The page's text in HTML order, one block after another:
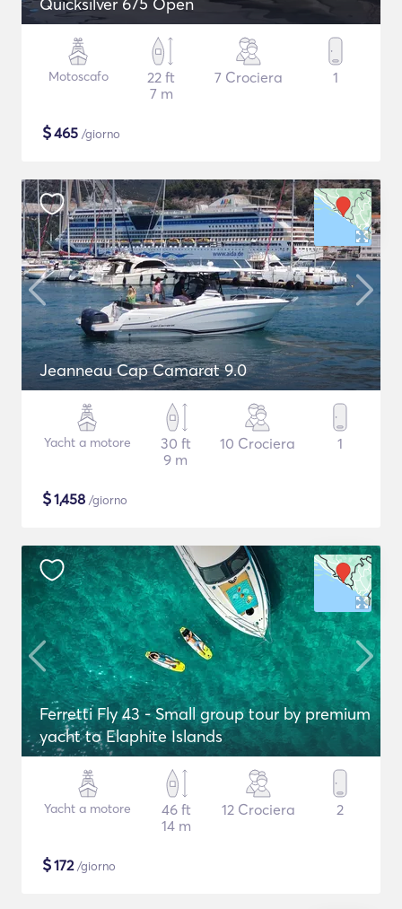
Motoscafo
22 ft
7 m
7 Crociera 1
$465 /giorno
Jeanneau Cap Camarat 9.0
Yacht a motore
30 ft
9 m
10 Crociera 1
$1,458 /giorno
Ferretti Fly 43 - Small group tour by premium
yacht to Elaphite Islands
Yacht a motore
46 ft
14 m
12 Crociera 2
$172/giorno